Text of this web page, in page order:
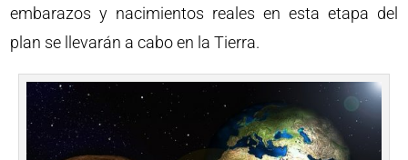
embarazos y nacimientos reales en esta etapa del
plan se llevarán a cabo en la Tierra.